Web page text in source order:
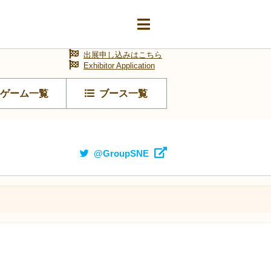
ゲーム一覧 ブース一覧
出展申し込みはこちら
Exhibitor Application
@GroupSNE